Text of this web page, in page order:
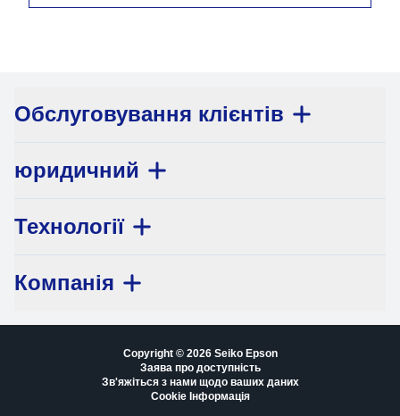
Обслуговування клієнтів
юридичний
Технології
Компанія
Copyright © 2026 Seiko Epson
Заява про доступність
Зв'яжіться з нами щодо ваших даних
Cookie Інформація